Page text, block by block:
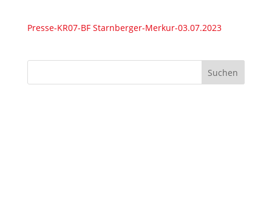
Presse-KR07-BF Starnberger-Merkur-03.07.2023
Suchen